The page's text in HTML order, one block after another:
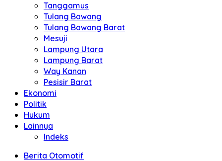
Tanggamus
Tulang Bawang
Tulang Bawang Barat
Mesuji
Lampung Utara
Lampung Barat
Way Kanan
Pesisir Barat
Ekonomi
Politik
Hukum
Lainnya
Indeks
Berita Otomotif